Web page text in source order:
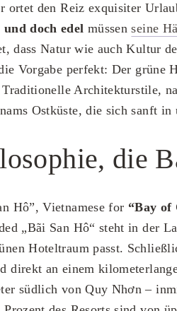
ortet den Reiz exquisiter
und doch edel müssenseine
dass Natur wie auch Kultur
Vorgabe perfekt: Der grüne
Architekturstile,
Ostküste, die sich sanft
die
Hô”, Vietnamese for “Bay of
„Bãi San Hô“ steht in der
Hoteltraum passt.
direkt an einem
südlich von Quy Nhơn –